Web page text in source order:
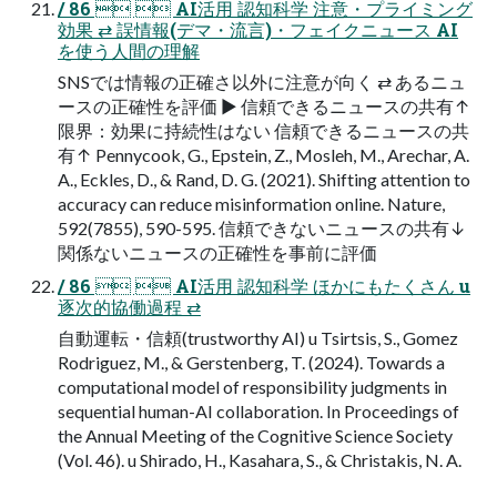
/ 86   AI活用 認知科学 注意・プライミング
効果 ⇄ 誤情報(デマ・流言)・フェイクニュース AI
を使う人間の理解
SNSでは情報の正確さ以外に注意が向く ⇄ あるニュ
ースの正確性を評価 ▶ 信頼できるニュースの共有↑
限界：効果に持続性はない 信頼できるニュースの共
有↑ Pennycook, G., Epstein, Z., Mosleh, M., Arechar, A.
A., Eckles, D., & Rand, D. G. (2021). Shifting attention to
accuracy can reduce misinformation online. Nature,
592(7855), 590-595. 信頼できないニュースの共有↓
関係ないニュースの正確性を事前に評価
/ 86   AI活用 認知科学 ほかにもたくさん u
逐次的協働過程 ⇄
自動運転・信頼(trustworthy AI) u Tsirtsis, S., Gomez
Rodriguez, M., & Gerstenberg, T. (2024). Towards a
computational model of responsibility judgments in
sequential human-AI collaboration. In Proceedings of
the Annual Meeting of the Cognitive Science Society
(Vol. 46). u Shirado, H., Kasahara, S., & Christakis, N. A.